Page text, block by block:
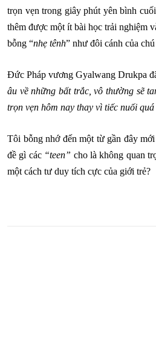
trọn vẹn trong giây phút yên bình
thêm được một ít bài học trải nghiệm
bỗng “nhẹ tênh” như đôi cánh của
Đức Pháp vương Gyalwang Drukpa
âu về những bất trắc, vô thường sẽ
trọn vẹn hôm nay thay vì tiếc nuối
Tôi bỗng nhớ đến một từ gần đây
đề gì các“teen” cho là không quan
một cách tư duy tích cực của giới trẻ?